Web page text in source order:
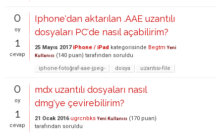
0
oy
1
cevap
Iphone'dan aktarılan .AAE uzantılı
dosyaları PC'de nasıl açabilirim?
25 Mayıs 2017 iPhone / iPad kategorisinde Begtm Yeni
Kullanıcı (140 puan) tarafından soruldu
iphone-fotoğraf-aae-jpeg-
dosya uzantısı-file
0
oy
1
cevap
mdx uzantılı dosyaları nasıl
dmg'ye çevirebilirim?
21 Ocak 2016 ugrcnbks Yeni Kullanıcı (170 puan)
tarafından soruldu